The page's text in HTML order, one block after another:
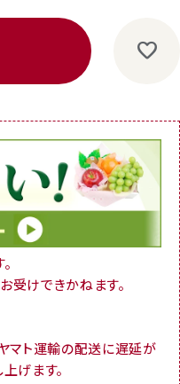
けできかねます。
マト運輸の配送に遅延が
げます。